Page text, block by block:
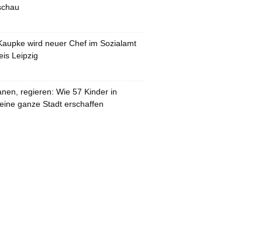
wird neuer Chef im Sozialamt
Leipzig
regieren: Wie 57 Kinder in
ganze Stadt erschaffen